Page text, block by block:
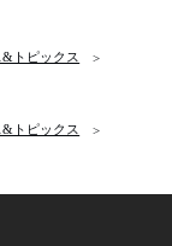
&トピックス
&トピックス